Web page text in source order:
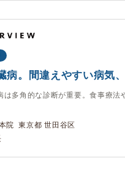
病。間違えやすい病気
は多角的な診断が重要。食事療法
院 東京都 世田谷区